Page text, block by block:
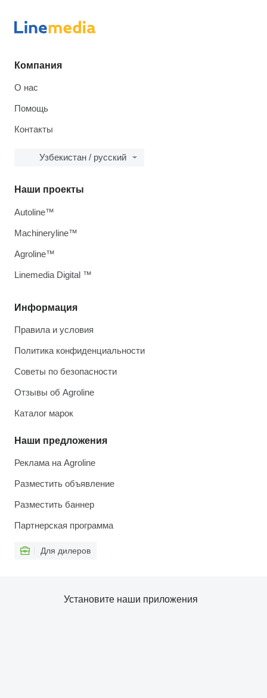
Компания
О нас
Помощь
Контакты
Узбекистан / русский
Информация
Правила и условия
Политика конфиденциальности
Советы по безопасности
Отзывы об Agroline
Каталог марок
Наши предложения
Реклама на Agroline
Разместить объявление
Разместить баннер
Партнерская программа
Для дилеров
Наши проекты
Autoline™
Machineryline™
Agroline™
Linemedia Digital ™
Установите наши приложения